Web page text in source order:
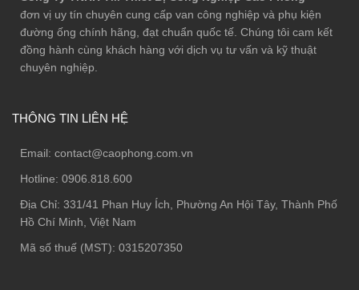
đơn vị uy tín chuyên cung cấp van công nghiệp và phụ kiện
đường ống chính hãng, đạt chuẩn quốc tế. Chúng tôi cam kết
đồng hành cùng khách hàng với dịch vụ tư vấn và kỹ thuật
chuyên nghiệp.
THÔNG TIN LIÊN HỆ
Email: contact@caophong.com.vn
Hotline: 0906.818.600
Địa Chỉ: 331/41 Phan Huy Ích, Phường An Hội Tây, Thành Phố
Hồ Chí Minh, Việt Nam
Mã số thuế (MST): 0315207350